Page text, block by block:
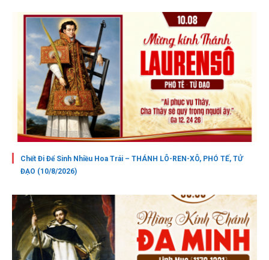
Chết Đi Để Sinh Nhiều Hoa Trái – THÁNH LÔ-REN-XÔ, PHÓ TẾ, TỬ
ĐẠO (10/8/2026)